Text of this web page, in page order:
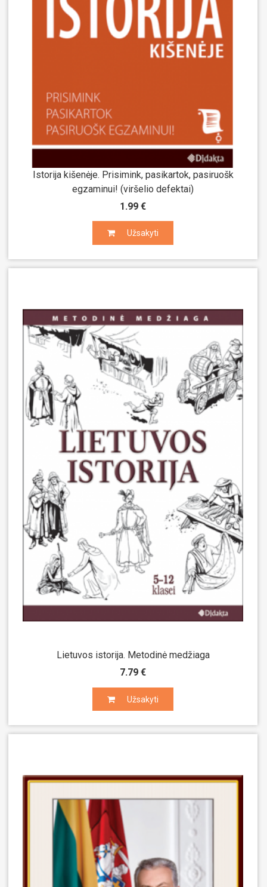
Istorija kišenėje. Prisimink, pasikartok, pasiruošk
egzaminui! (viršelio defektai)
1.99 €
Užsakyti
Užsakyti
Lietuvos istorija. Metodinė medžiaga
7.79 €
Užsakyti
Užsakyti